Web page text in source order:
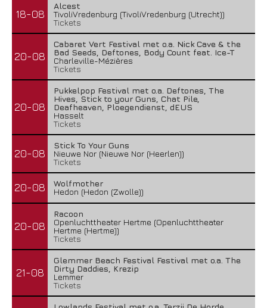
18-08
Alcest
TivoliVredenburg (TivoliVredenburg (Utrecht))
Tickets
20-08
Cabaret Vert Festival met o.a. Nick Cave & the
Bad Seeds, Deftones, Body Count feat. Ice-T
Charleville-Mézières
Tickets
20-08
Pukkelpop Festival met o.a. Deftones, The
Hives, Stick to your Guns, Chat Pile,
Deafheaven, Ploegendienst, dEUS
Hasselt
Tickets
20-08
Stick To Your Guns
Nieuwe Nor (Nieuwe Nor (Heerlen))
Tickets
20-08
Wolfmother
Hedon (Hedon (Zwolle))
20-08
Racoon
Openluchttheater Hertme (Openluchttheater
Hertme (Hertme))
Tickets
21-08
Glemmer Beach Festival Festival met o.a. The
Dirty Daddies, Krezip
Lemmer
Tickets